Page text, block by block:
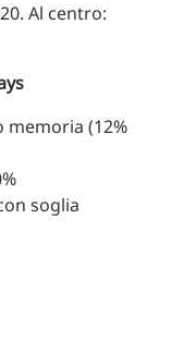
Al centro:
memoria (12%
soglia